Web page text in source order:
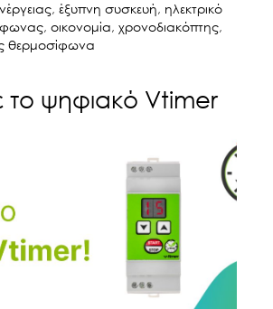
, έξυπνη συσκευή, ηλεκτρικό
, οικονομία, χρονοδιακόπτης,
θερμοσίφωνα
το ψηφιακό Vtimer